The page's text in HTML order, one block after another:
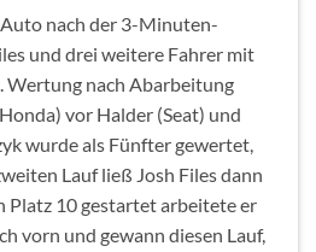
nach der 3-Minuten-
und drei weitere Fahrer mit
Wertung nach Abarbeitung
vor Halder (Seat) und
wurde als Fünfter gewertet,
Lauf ließ Josh Files dann
Platz 10 gestartet arbeitete er
vorn und gewann diesen Lauf,